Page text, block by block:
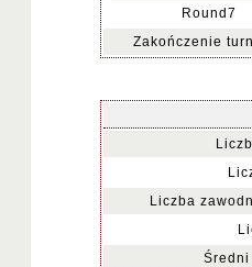
Round7
Zakończenie
Liczba